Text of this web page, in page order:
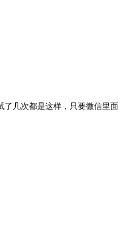
了几次都是这样，只要微信里面